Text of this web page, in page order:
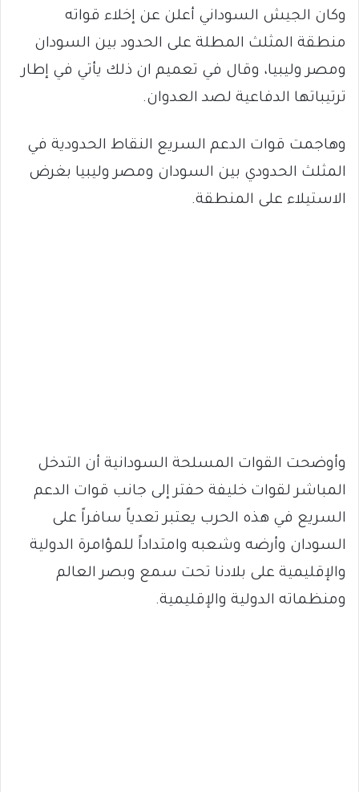
وكان الجيش السوداني أعلن عن إخلاء قواته
منطقة المثلث المطلة على الحدود بين السودان
ومصر وليبيا، وقال في تعميم ان ذلك يأتي في إطار
ترتيباتها الدفاعية لصد العدوان.
وهاجمت قوات الدعم السريع النقاط الحدودية في
المثلث الحدودي بين السودان ومصر وليبيا بغرض
الاستيلاء على المنطقة.
وأوضحت القوات المسلحة السودانية أن التدخل
المباشر لقوات خليفة حفتر إلى جانب قوات الدعم
السريع في هذه الحرب يعتبر تعدياً سافراً على
السودان وأرضه وشعبه وامتداداً للمؤامرة الدولية
والإقليمية على بلادنا تحت سمع وبصر العالم
ومنظماته الدولية والإقليمية.